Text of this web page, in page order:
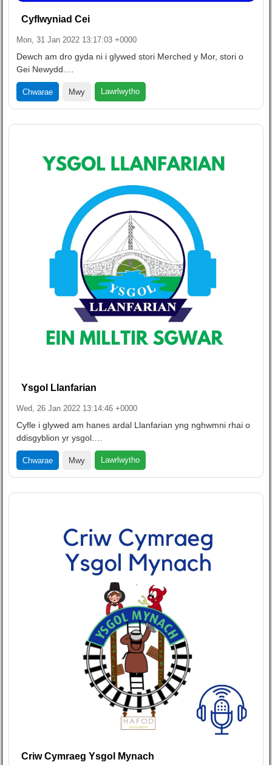
Cyflwyniad Cei
Mon, 31 Jan 2022 13:17:03 +0000
Dewch am dro gyda ni i glywed stori Merched y Mor, stori o
Gei Newydd.…
Chwarae Mwy Lawrlwytho
Ysgol Llanfarian
Wed, 26 Jan 2022 13:14:46 +0000
Cyfle i glywed am hanes ardal Llanfarian yng nghwmni rhai o
ddisgyblion yr ysgol.…
Chwarae Mwy Lawrlwytho
Criw Cymraeg Ysgol Mynach